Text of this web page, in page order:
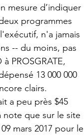
mesure d’indiquer
programmes
n'a jamais
-- du moins, pas
PROSGRATE,
13 000 000
clairs.
a peu près $45
note que sur le site
mars 2017 pour le